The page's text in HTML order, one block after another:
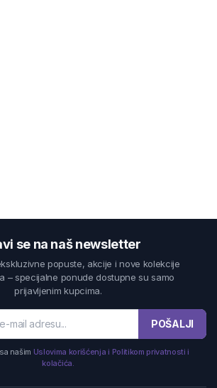
se na naš newsletter
popuste, akcije i nove kolekcije
– specijalne ponude dostupne su samo
prijavljenim kupcima.
POŠALJI
našim Uslovima korišćenja i Politikom privatnosti i
kolačića.